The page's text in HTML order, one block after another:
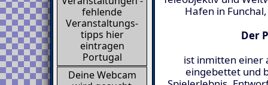
fehlende
Veranstaltungs-
tipps hier
eintragen
Portugal
Deine Webcam
Hafen in
Der
ist inmitten einer
eingebettet und